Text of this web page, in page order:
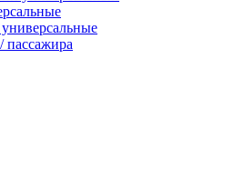
пассажира